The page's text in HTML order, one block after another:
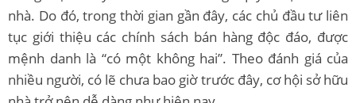
nhà. Do đó, trong thời gian gần đây, các chủ đầu tư liên
tục giới thiệu các chính sách bán hàng độc đáo, được
mệnh danh là “có một không hai”. Theo đánh giá của
nhiều người, có lẽ chưa bao giờ trước đây, cơ hội sở hữu